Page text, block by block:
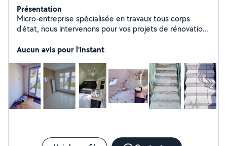
Présentation
Micro-entreprise spécialisée en travaux tous corps
d'état, nous intervenons pour vos projets de rénovation,
nous assurons des prestations de qualité en
encore. À l'écoute de vos besoins, nous vous
accompagnons avec sérieux pour un résultat à la
hauteur de vos attentes.
Aucun avis pour l'instant